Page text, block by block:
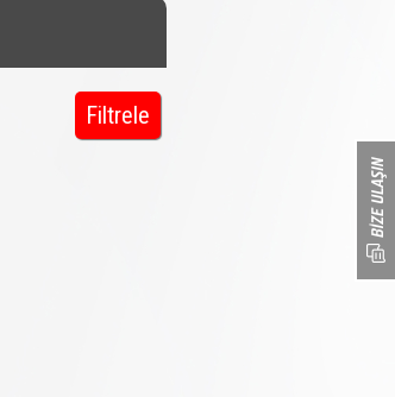
Filtrele